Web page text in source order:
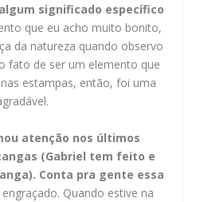
significado específico
que eu acho muito bonito,
da natureza quando observo
fato de ser um elemento que
estampas, então, foi uma
atenção nos últimos
(Gabriel tem feito e
Conta pra gente essa
Quando estive na